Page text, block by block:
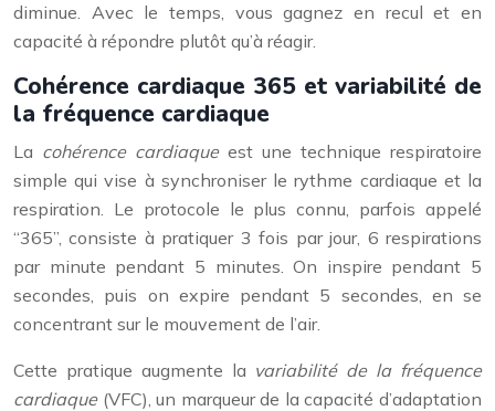
diminue. Avec le temps, vous gagnez en recul et en
capacité à répondre plutôt qu’à réagir.
Cohérence cardiaque 365 et variabilité de
la fréquence cardiaque
La cohérence cardiaqueest une technique respiratoire
simple qui vise à synchroniser le rythme cardiaque et la
respiration. Le protocole le plus connu, parfois appelé
“365”, consiste à pratiquer 3 fois par jour, 6 respirations
par minute pendant 5 minutes. On inspire pendant 5
secondes, puis on expire pendant 5 secondes, en se
concentrant sur le mouvement de l’air.
Cette pratique augmente la variabilité de la fréquence
cardiaque(VFC), un marqueur de la capacité d’adaptation